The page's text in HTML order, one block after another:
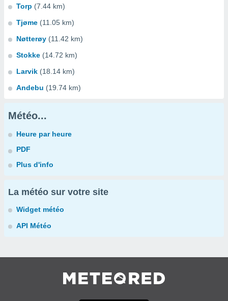
Torp (7.44 km)
Tjøme (11.05 km)
Nøtterøy (11.42 km)
Stokke (14.72 km)
Larvik (18.14 km)
Andebu (19.74 km)
Météo...
Heure par heure
PDF
Plus d'info
La météo sur votre site
Widget météo
API Météo